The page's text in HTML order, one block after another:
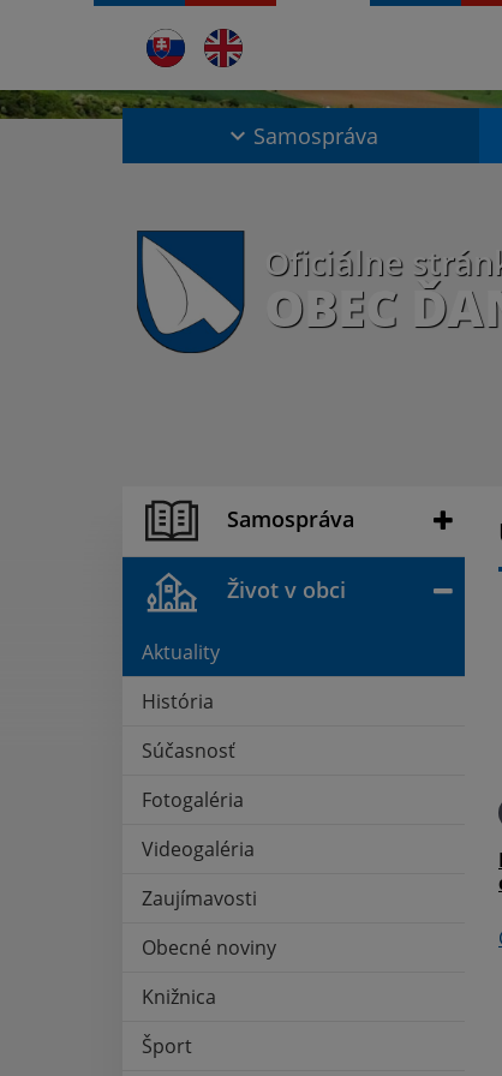
Samospráva
Oficiálne
OBEC
Samospráva
Život v obci
Aktuality
História
Súčasnosť
Fotogaléria
Videogaléria
Zaujímavosti
Obecné noviny
Knižnica
Šport
22. APR 2025 Oznámenia
Zníženie energetickej
obci Ďanová
Čítať ďalej